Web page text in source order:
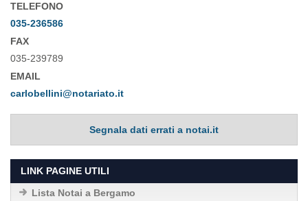
TELEFONO
035-236586
FAX
035-239789
EMAIL
carlobellini@notariato.it
Segnala dati errati a notai.it
LINK PAGINE UTILI
Lista Notai a Bergamo